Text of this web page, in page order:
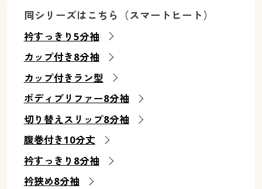
同シリーズはこちら（スマートヒート）
衿すっきり5分袖
カップ付き8分袖
カップ付きラン型
ボディブリファー8分袖
切り替えスリップ8分袖
腹巻付き10分丈
衿すっきり8分袖
衿狭め8分袖